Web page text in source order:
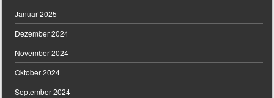
Januar 2025
Dezember 2024
November 2024
Oktober 2024
September 2024